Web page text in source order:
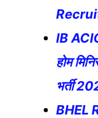
IB
होम
भर्ती
BHEL